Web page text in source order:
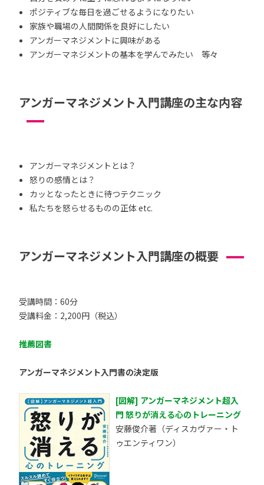
ポジティブな毎日を過ごせるようになりたい
家族や職場の人間関係を良好にしたい
アンガーマネジメントに興味がある
アンガーマネジメントの基本を学んでみたい 等々
アンガーマネジメント入門講座の主な内容
アンガーマネジメントとは？
怒りの感情とは？
カッとなったときに待つテクニック
私たちを怒らせるものの正体 etc.
アンガーマネジメント入門講座の概要
受講時間：60分
受講料金：2,200円（税込）
推薦図書
アンガーマネジメント入門書の決定版
[図解] アンガーマネジメント超入
門 怒りが消える心のトレーニング
安藤俊介著（ディスカヴァー・ト
ゥエンティワン）